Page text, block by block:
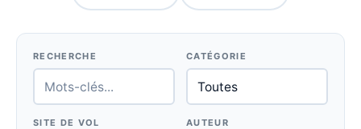
RECHERCHE CATÉGORIE
SITE DE VOL AUTEUR